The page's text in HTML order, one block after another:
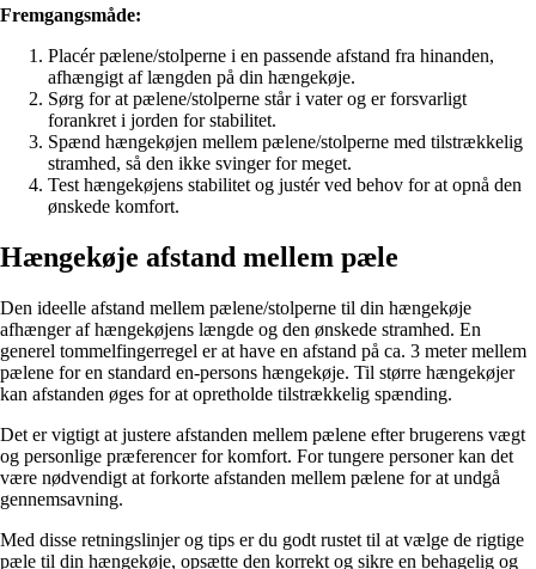
Fremgangsmåde:
Placér pælene/stolperne i en passende afstand fra hinanden,
afhængigt af længden på din hængekøje.
Sørg for at pælene/stolperne står i vater og er forsvarligt
forankret i jorden for stabilitet.
Spænd hængekøjen mellem pælene/stolperne med tilstrækkelig
stramhed, så den ikke svinger for meget.
Test hængekøjens stabilitet og justér ved behov for at opnå den
ønskede komfort.
Hængekøje afstand mellem pæle
Den ideelle afstand mellem pælene/stolperne til din hængekøje
afhænger af hængekøjens længde og den ønskede stramhed. En
generel tommelfingerregel er at have en afstand på ca. 3 meter mellem
pælene for en standard en-persons hængekøje. Til større hængekøjer
kan afstanden øges for at opretholde tilstrækkelig spænding.
Det er vigtigt at justere afstanden mellem pælene efter brugerens vægt
og personlige præferencer for komfort. For tungere personer kan det
være nødvendigt at forkorte afstanden mellem pælene for at undgå
gennemsavning.
Med disse retningslinjer og tips er du godt rustet til at vælge de rigtige
pæle til din hængekøje, opsætte den korrekt og sikre en behagelig og